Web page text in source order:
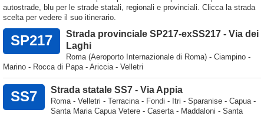
autostrade, blu per le strade statali, regionali e provinciali. Clicca la strada
scelta per vedere il suo itinerario.
SP217
Strada provinciale SP217-exSS217 - Via dei
Laghi
Roma (Aeroporto Internazionale di Roma) - Ciampino -
Marino - Rocca di Papa - Ariccia - Velletri
SS7 Strada statale SS7 - Via Appia
Roma - Velletri - Terracina - Fondi - Itri - Sparanise - Capua -
Santa Maria Capua Vetere - Caserta - Maddaloni - Santa